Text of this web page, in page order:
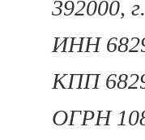
392000,
ИНН
КПП
ОГРН